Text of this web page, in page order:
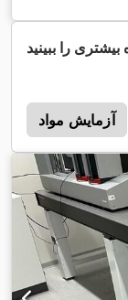
را ببینید
آزمایش مواد